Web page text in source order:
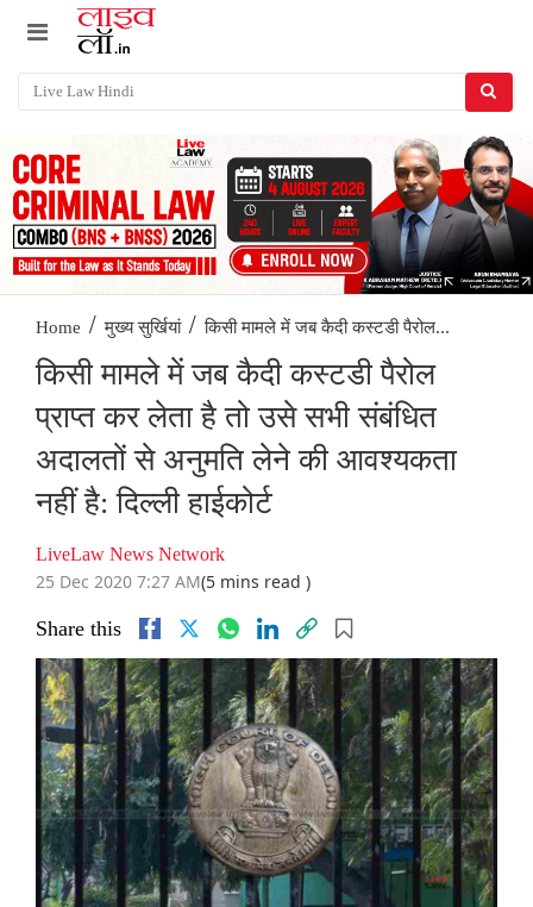
Home / मुख्य सुर्खियां / किसी मामले में जब कैदी कस्टडी पैरोल...
किसी मामले में जब कैदी कस्टडी पैरोल
प्राप्त कर लेता है तो उसे सभी संबंधित
अदालतों से अनुमति लेने की आवश्यकता
नहीं है: दिल्ली हाईकोर्ट
LiveLaw News Network
25 Dec 2020 7:27 AM(5 mins read )
Share this